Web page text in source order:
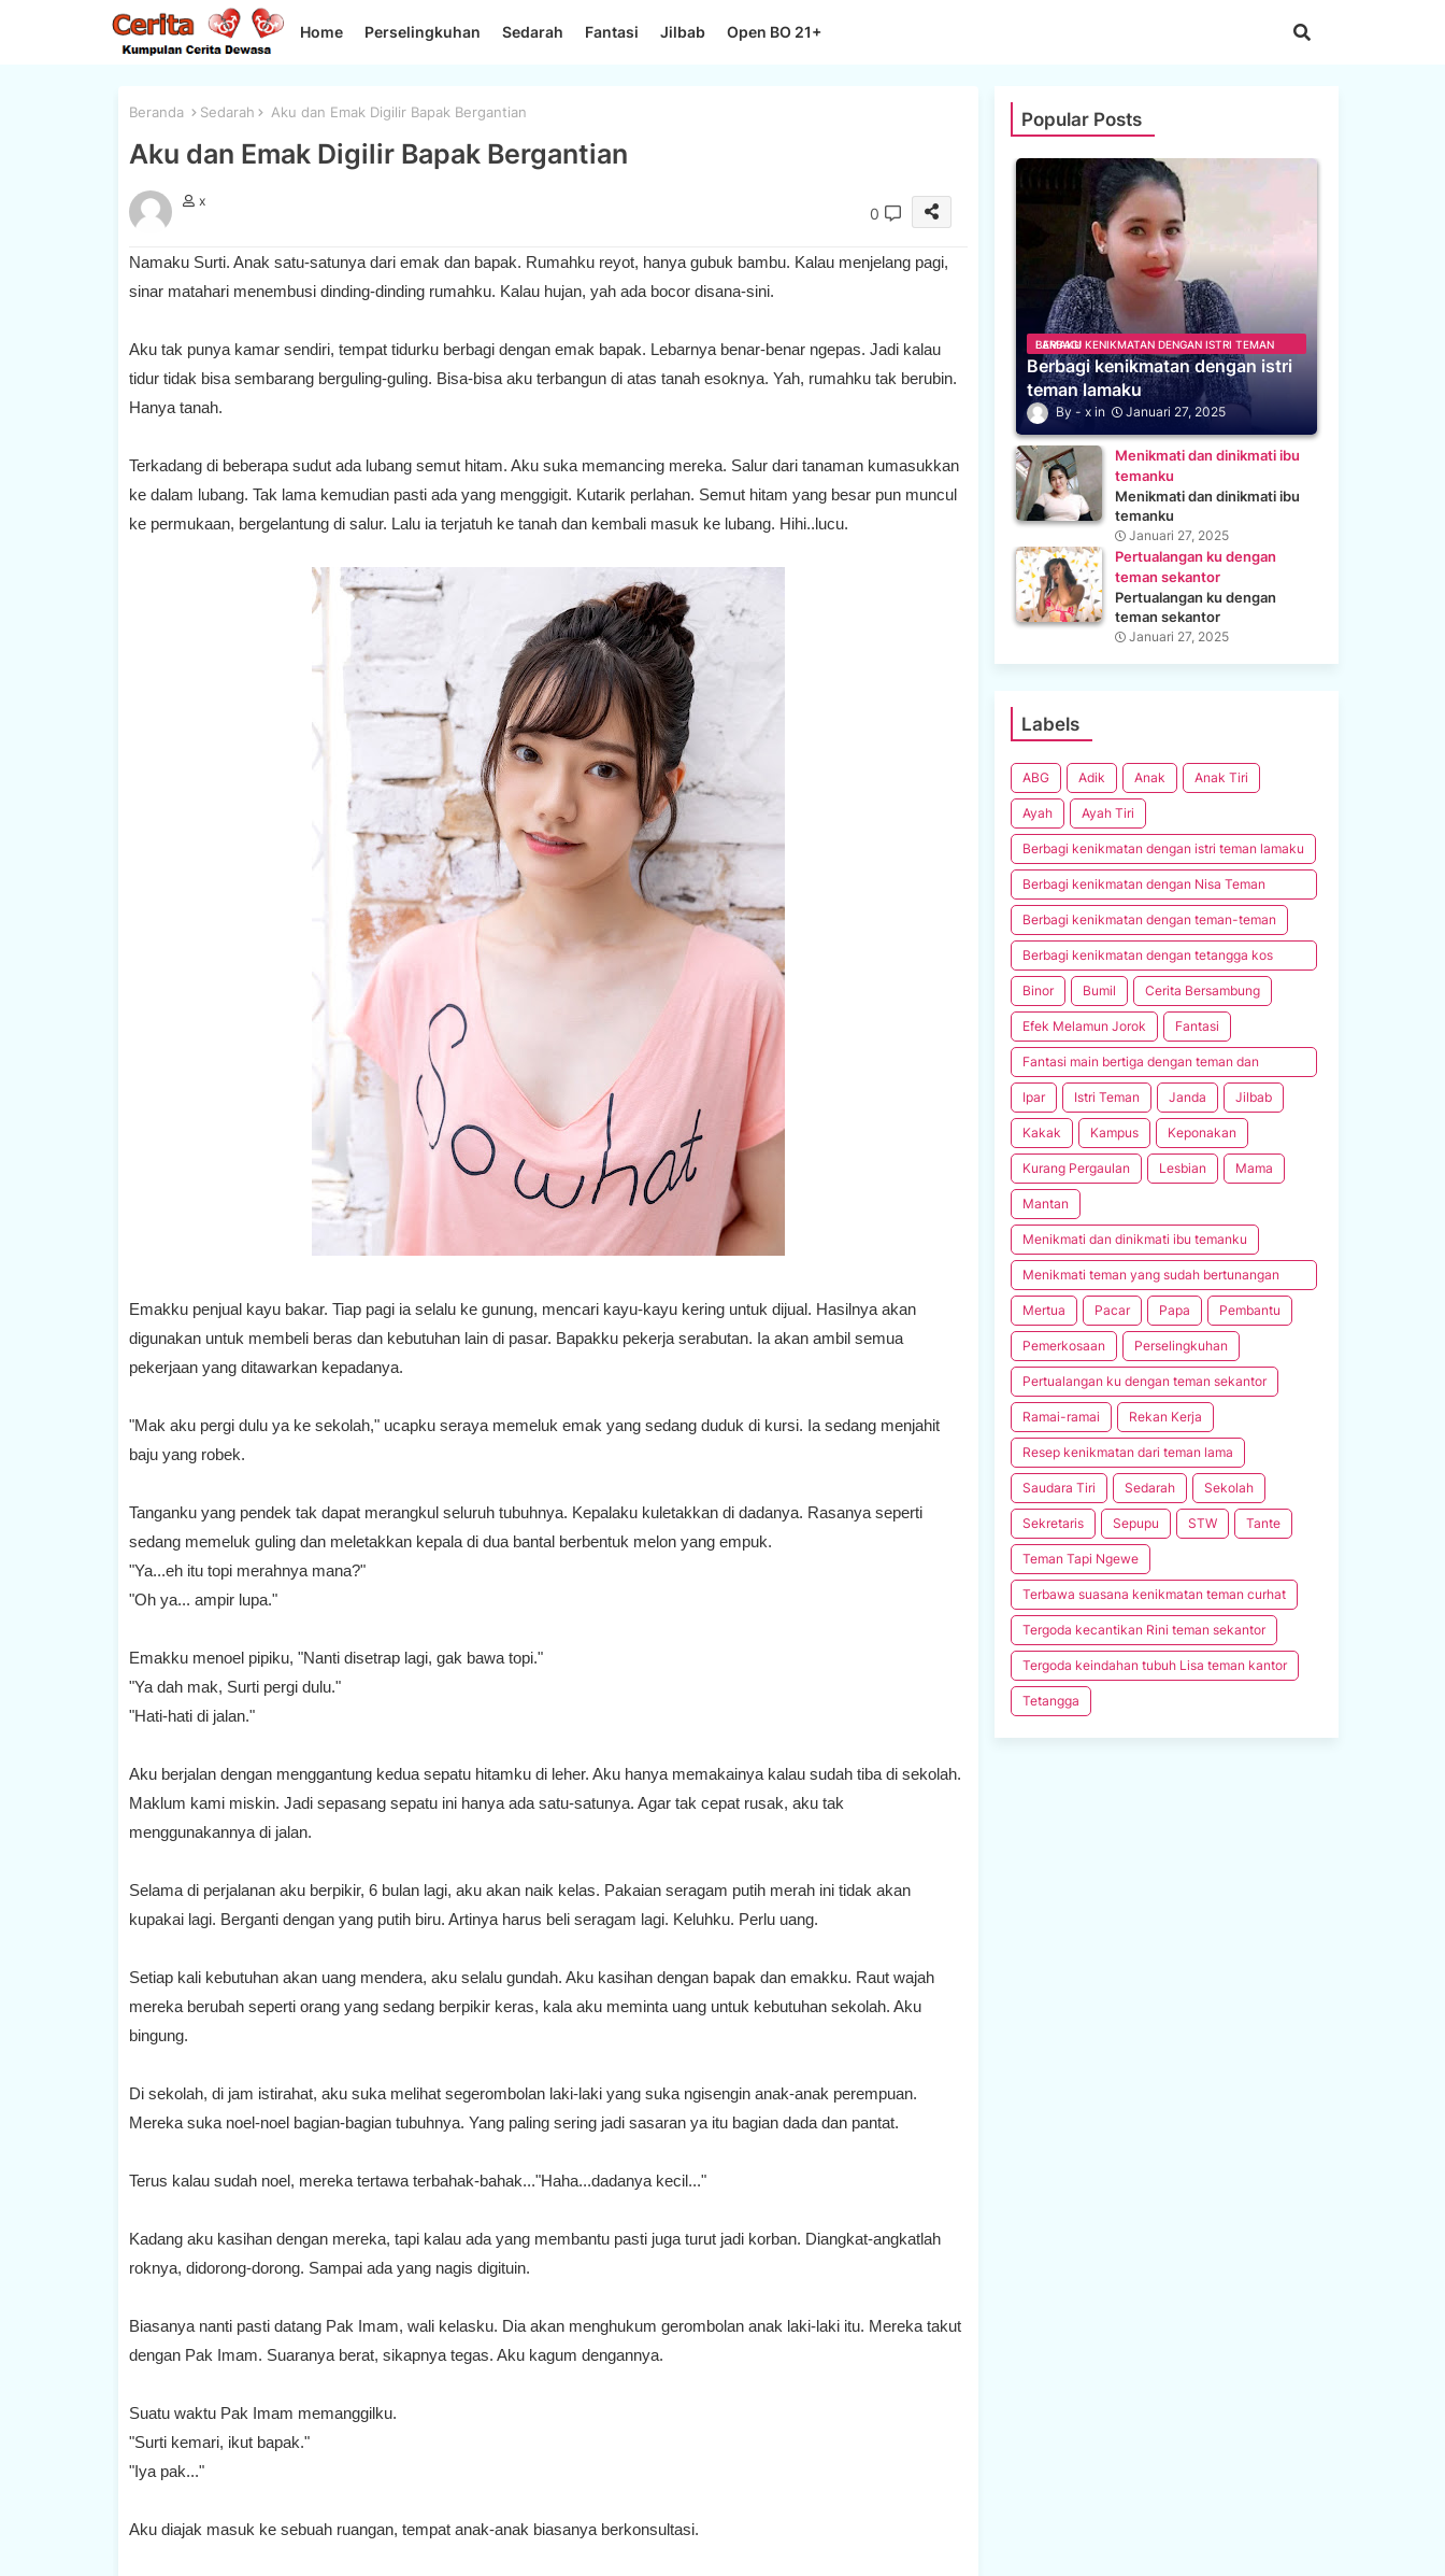
Home Perselingkuhan Sedarah Fantasi Jilbab Open BO 21+
Beranda Sedarah Aku dan Emak Digilir Bapak Bergantian
Aku dan Emak Digilir Bapak Bergantian
x
0
Namaku Surti. Anak satu-satunya dari emak dan bapak. Rumahku reyot, hanya gubuk bambu. Kalau menjelang pagi,
sinar matahari menembusi dinding-dinding rumahku. Kalau hujan, yah ada bocor disana-sini.
Aku tak punya kamar sendiri, tempat tidurku berbagi dengan emak bapak. Lebarnya benar-benar ngepas. Jadi kalau
tidur tidak bisa sembarang berguling-guling. Bisa-bisa aku terbangun di atas tanah esoknya. Yah, rumahku tak berubin.
Hanya tanah.
Terkadang di beberapa sudut ada lubang semut hitam. Aku suka memancing mereka. Salur dari tanaman kumasukkan
ke dalam lubang. Tak lama kemudian pasti ada yang menggigit. Kutarik perlahan. Semut hitam yang besar pun muncul
ke permukaan, bergelantung di salur. Lalu ia terjatuh ke tanah dan kembali masuk ke lubang. Hihi..lucu.
Emakku penjual kayu bakar. Tiap pagi ia selalu ke gunung, mencari kayu-kayu kering untuk dijual. Hasilnya akan
digunakan untuk membeli beras dan kebutuhan lain di pasar. Bapakku pekerja serabutan. Ia akan ambil semua
pekerjaan yang ditawarkan kepadanya.
"Mak aku pergi dulu ya ke sekolah," ucapku seraya memeluk emak yang sedang duduk di kursi. Ia sedang menjahit
baju yang robek.
Tanganku yang pendek tak dapat merangkul seluruh tubuhnya. Kepalaku kuletakkan di dadanya. Rasanya seperti
sedang memeluk guling dan meletakkan kepala di dua bantal berbentuk melon yang empuk.
"Ya...eh itu topi merahnya mana?"
"Oh ya... ampir lupa."
Emakku menoel pipiku, "Nanti disetrap lagi, gak bawa topi."
"Ya dah mak, Surti pergi dulu."
"Hati-hati di jalan."
Aku berjalan dengan menggantung kedua sepatu hitamku di leher. Aku hanya memakainya kalau sudah tiba di sekolah.
Maklum kami miskin. Jadi sepasang sepatu ini hanya ada satu-satunya. Agar tak cepat rusak, aku tak
menggunakannya di jalan.
Selama di perjalanan aku berpikir, 6 bulan lagi, aku akan naik kelas. Pakaian seragam putih merah ini tidak akan
kupakai lagi. Berganti dengan yang putih biru. Artinya harus beli seragam lagi. Keluhku. Perlu uang.
Setiap kali kebutuhan akan uang mendera, aku selalu gundah. Aku kasihan dengan bapak dan emakku. Raut wajah
mereka berubah seperti orang yang sedang berpikir keras, kala aku meminta uang untuk kebutuhan sekolah. Aku
bingung.
Di sekolah, di jam istirahat, aku suka melihat segerombolan laki-laki yang suka ngisengin anak-anak perempuan.
Mereka suka noel-noel bagian-bagian tubuhnya. Yang paling sering jadi sasaran ya itu bagian dada dan pantat.
Terus kalau sudah noel, mereka tertawa terbahak-bahak..."Haha...dadanya kecil..."
Kadang aku kasihan dengan mereka, tapi kalau ada yang membantu pasti juga turut jadi korban. Diangkat-angkatlah
roknya, didorong-dorong. Sampai ada yang nagis digituin.
Biasanya nanti pasti datang Pak Imam, wali kelasku. Dia akan menghukum gerombolan anak laki-laki itu. Mereka takut
dengan Pak Imam. Suaranya berat, sikapnya tegas. Aku kagum dengannya.
Suatu waktu Pak Imam memanggilku.
"Surti kemari, ikut bapak."
"Iya pak..."
Aku diajak masuk ke sebuah ruangan, tempat anak-anak biasanya berkonsultasi.
Popular Posts
BERBAGI KENIKMATAN DENGAN ISTRI TEMAN LAMAKU
Berbagi kenikmatan dengan istri
teman lamaku
x Januari 27, 2025
Menikmati dan dinikmati ibu
temanku
Menikmati dan dinikmati ibu
temanku
Januari 27, 2025
Pertualangan ku dengan
teman sekantor
Pertualangan ku dengan
teman sekantor
Januari 27, 2025
Labels
ABG Adik Anak Anak Tiri
Ayah Ayah Tiri
Berbagi kenikmatan dengan istri teman lamaku
Berbagi kenikmatan dengan Nisa Teman
Kantor
Berbagi kenikmatan dengan teman-teman
Berbagi kenikmatan dengan tetangga kos
seperjuangan
Binor Bumil Cerita Bersambung
Efek Melamun Jorok Fantasi
Fantasi main bertiga dengan teman dan
pacarnya
Ipar Istri Teman Janda Jilbab
Kakak Kampus Keponakan
Kurang Pergaulan Lesbian Mama
Mantan
Menikmati dan dinikmati ibu temanku
Menikmati teman yang sudah bertunangan
dengan temanku juga
Mertua Pacar Papa Pembantu
Pemerkosaan Perselingkuhan
Pertualangan ku dengan teman sekantor
Ramai-ramai Rekan Kerja
Resep kenikmatan dari teman lama
Saudara Tiri Sedarah Sekolah
Sekretaris Sepupu STW Tante
Teman Tapi Ngewe
Terbawa suasana kenikmatan teman curhat
Tergoda kecantikan Rini teman sekantor
Tergoda keindahan tubuh Lisa teman kantor
Tetangga